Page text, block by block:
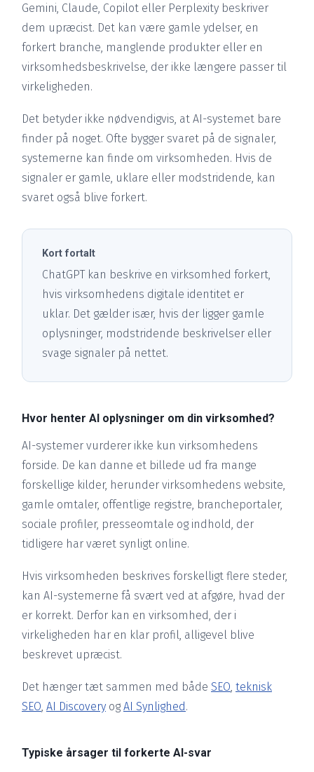
Gemini, Claude, Copilot eller Perplexity beskriver
dem upræcist. Det kan være gamle ydelser, en
forkert branche, manglende produkter eller en
virksomhedsbeskrivelse, der ikke længere passer til
virkeligheden.
Det betyder ikke nødvendigvis, at AI-systemet bare
finder på noget. Ofte bygger svaret på de signaler,
systemerne kan finde om virksomheden. Hvis de
signaler er gamle, uklare eller modstridende, kan
svaret også blive forkert.
Kort fortalt
ChatGPT kan beskrive en virksomhed forkert,
hvis virksomhedens digitale identitet er
uklar. Det gælder især, hvis der ligger gamle
oplysninger, modstridende beskrivelser eller
svage signaler på nettet.
Hvor henter AI oplysninger om din virksomhed?
AI-systemer vurderer ikke kun virksomhedens
forside. De kan danne et billede ud fra mange
forskellige kilder, herunder virksomhedens website,
gamle omtaler, offentlige registre, brancheportaler,
sociale profiler, presseomtale og indhold, der
tidligere har været synligt online.
Hvis virksomheden beskrives forskelligt flere steder,
kan AI-systemerne få svært ved at afgøre, hvad der
er korrekt. Derfor kan en virksomhed, der i
virkeligheden har en klar profil, alligevel blive
beskrevet upræcist.
Det hænger tæt sammen med både SEO teknisk
SEO AI Discovery og AI Synlighed.
Typiske årsager til forkerte AI-svar